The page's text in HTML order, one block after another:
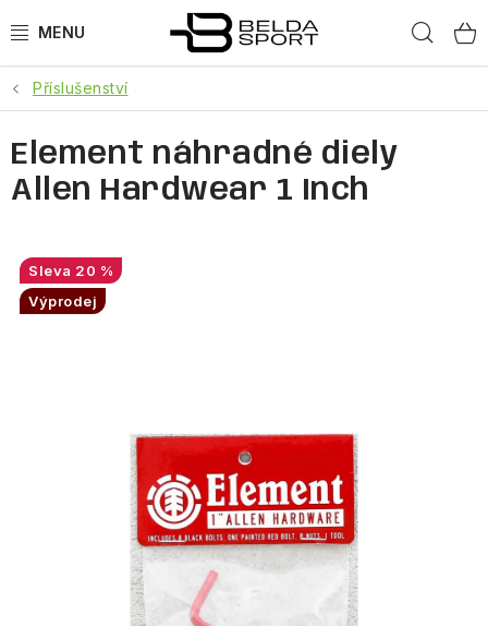
na
SPORTY
BĚH
BOGNER
OBLEČENÍ
Příslušenství
Element náhradné diely
Allen Hardwear 1 Inch
20 %
Výprodej